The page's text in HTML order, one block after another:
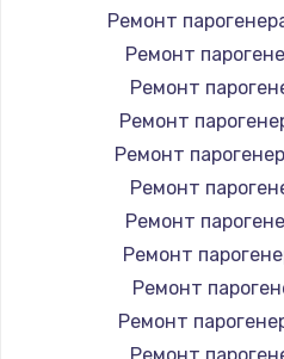
Замена
Ремонт
Ремонт
Ремонт
Ремонт
Ремонт
Ремонт
Ремонт
Ремонт
Ремонт
Ремонт
Ремонт